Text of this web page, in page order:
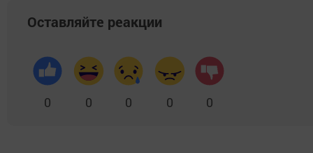
Оставляйте реакции
0 0 0 0 0